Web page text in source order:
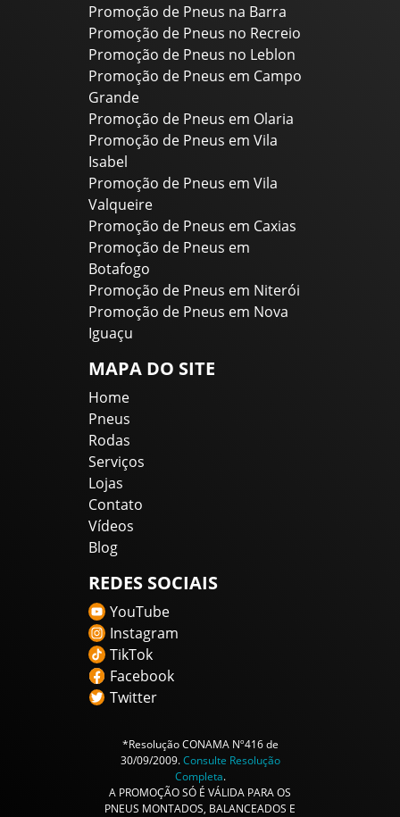
Promoção de Pneus na Barra
Promoção de Pneus no Recreio
Promoção de Pneus no Leblon
Promoção de Pneus em Campo
Grande
Promoção de Pneus em Olaria
Promoção de Pneus em Vila
Isabel
Promoção de Pneus em Vila
Valqueire
Promoção de Pneus em Caxias
Promoção de Pneus em
Botafogo
Promoção de Pneus em Niterói
Promoção de Pneus em Nova
Iguaçu
MAPA DO SITE
Home
Pneus
Rodas
Serviços
Lojas
Contato
Vídeos
Blog
REDES SOCIAIS
YouTube
Instagram
TikTok
Facebook
Twitter
*Resolução CONAMA Nº416 de
30/09/2009.Consulte Resolução
Completa.
A PROMOÇÃO SÓ É VÁLIDA PARA OS
PNEUS MONTADOS, BALANCEADOS E